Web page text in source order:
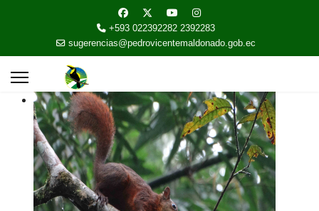
+593 022392282 2392283
sugerencias@pedrovicentemaldonado.gob.ec